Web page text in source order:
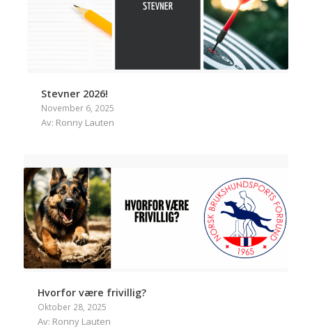
Stevner 2026!
November 6, 2025
Av: Ronny Lauten
Hvorfor være frivillig?
Oktober 28, 2025
Av: Ronny Lauten